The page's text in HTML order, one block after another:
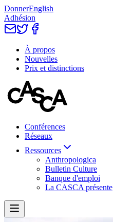
DonnerEnglish
Adhésion
À propos
Nouvelles
Prix et distinctions
Conférences
Réseaux
Ressources
Anthropologica
Bulletin Culture
Banque d'emploi
La CASCA présente